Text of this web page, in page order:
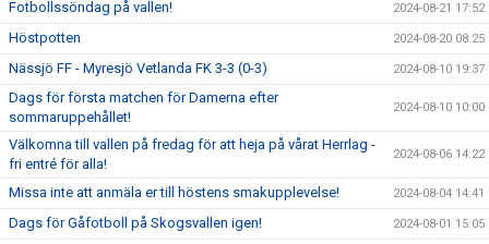
Fotbollssöndag på vallen! 2024-08-21 17:52
Höstpotten 2024-08-20 08:25
Nässjö FF - Myresjö Vetlanda FK 3-3 (0-3) 2024-08-10 19:37
Dags för första matchen för Damerna efter
sommaruppehållet!
2024-08-10 10:00
Välkomna till vallen på fredag för att heja på vårat Herrlag -
fri entré för alla!
2024-08-06 14:22
Missa inte att anmäla er till höstens smakupplevelse! 2024-08-04 14:41
Dags för Gåfotboll på Skogsvallen igen! 2024-08-01 15:05